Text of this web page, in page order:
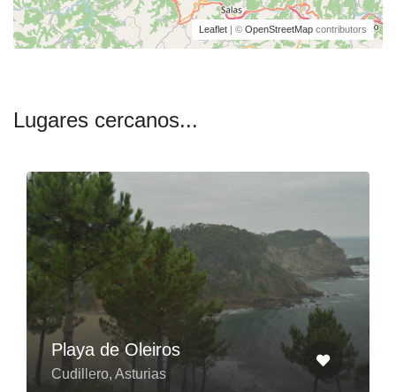
Leaflet | © OpenStreetMap contributors
Lugares cercanos...
Playa de Oleiros
Cudillero, Asturias